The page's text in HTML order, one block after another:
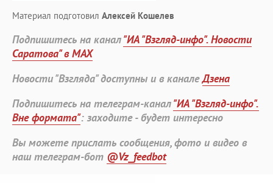
Материал подготовил Алексей Кошелев
Подпишитесь на канал"ИА "Взгляд-инфо". Новости
Саратова" в MAX
Новости "Взгляда" доступны и в каналеДзена
Подпишитесь на телеграм-канал"ИА "Взгляд-инфо".
Вне формата": заходите - будет интересно
Вы можете прислать сообщения, фото и видео в
наш телеграм-бот @Vz_feedbot